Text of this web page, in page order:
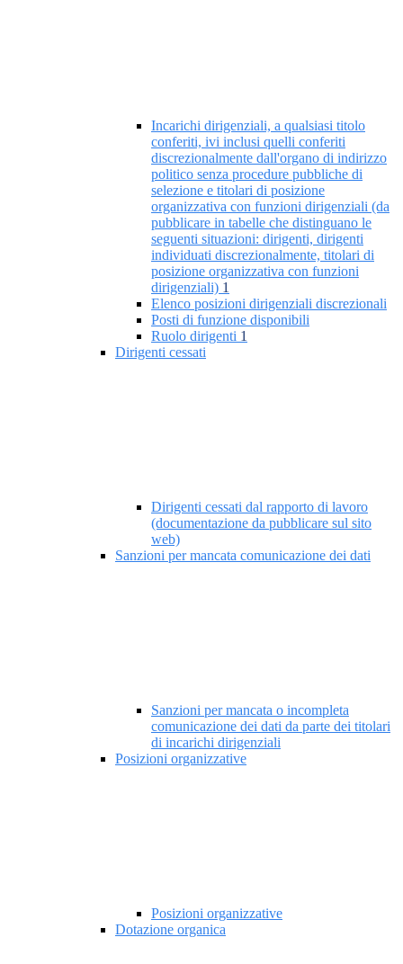
Incarichi dirigenziali, a qualsiasi titolo
conferiti, ivi inclusi quelli conferiti
discrezionalmente dall'organo di indirizzo
politico senza procedure pubbliche di
selezione e titolari di posizione
organizzativa con funzioni dirigenziali (da
pubblicare in tabelle che distinguano le
seguenti situazioni: dirigenti, dirigenti
individuati discrezionalmente, titolari di
posizione organizzativa con funzioni
dirigenziali) 1
Elenco posizioni dirigenziali discrezionali
Posti di funzione disponibili
Ruolo dirigenti 1
Dirigenti cessati
Dirigenti cessati dal rapporto di lavoro
(documentazione da pubblicare sul sito
web)
Sanzioni per mancata comunicazione dei dati
Sanzioni per mancata o incompleta
comunicazione dei dati da parte dei titolari
di incarichi dirigenziali
Posizioni organizzative
Posizioni organizzative
Dotazione organica